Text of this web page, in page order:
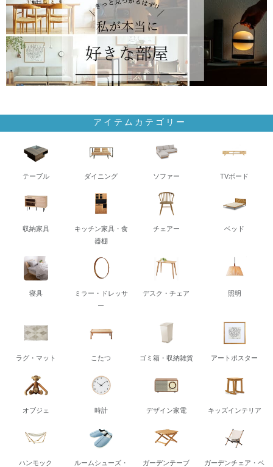
アイテムカテゴリー
テーブル ダイニング ソファー TVボード
収納家具
キッチン家具・食
器棚
チェアー ベッド
寝具
ミラー・ドレッサ
ー
デスク・チェア 照明
ラグ・マット こたつ ゴミ箱・収納雑貨 アートポスター
オブジェ 時計 デザイン家電 キッズインテリア
ハンモック
ルームシューズ・
ガーデンテーブ
ガーデンチェア・ベ